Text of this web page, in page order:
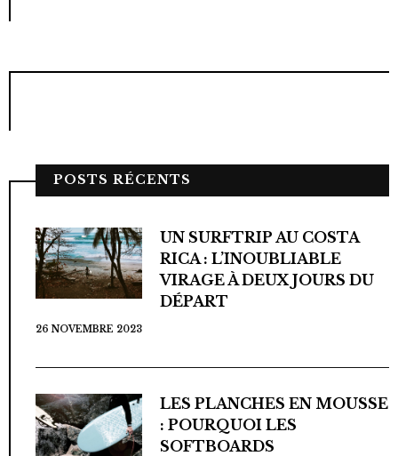
POSTS RÉCENTS
UN SURFTRIP AU COSTA
RICA : L’INOUBLIABLE
VIRAGE À DEUX JOURS DU
DÉPART
26 NOVEMBRE 2023
LES PLANCHES EN MOUSSE
: POURQUOI LES
SOFTBOARDS